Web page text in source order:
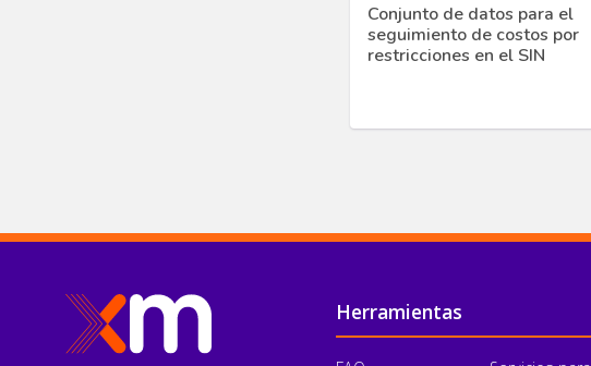
Conjunto de datos para el
seguimiento de costos por
restricciones en el SIN
Pie de página
Herramientas